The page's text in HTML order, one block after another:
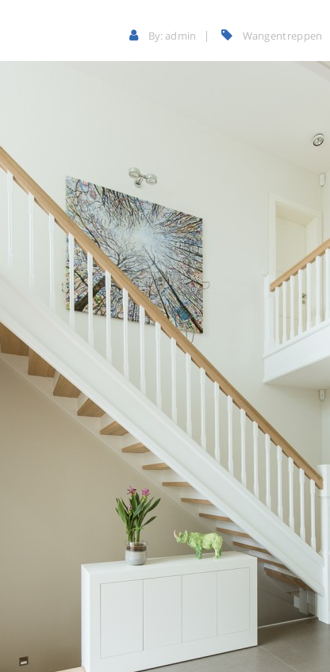
By: admin Wangentreppen